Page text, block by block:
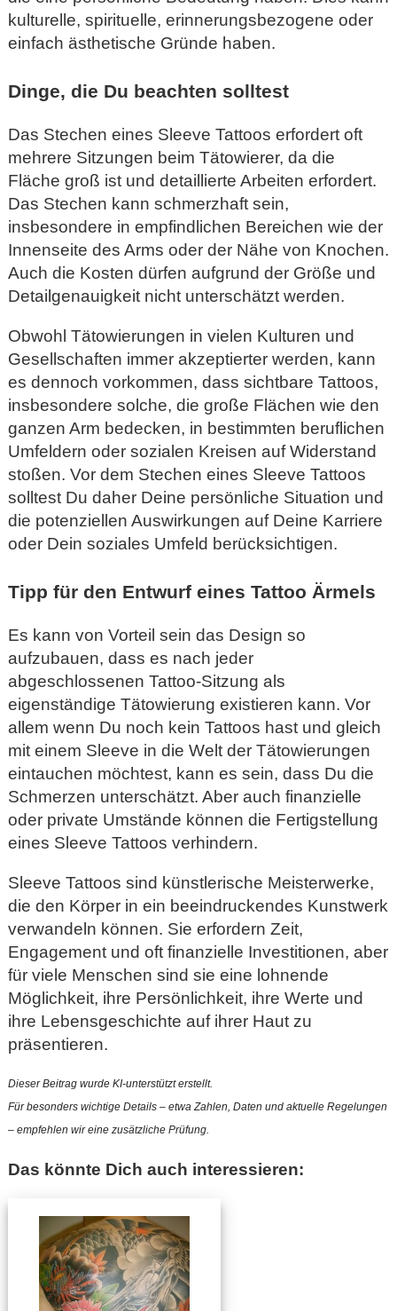
kulturelle, spirituelle, erinnerungsbezogene oder
einfach ästhetische Gründe haben.
Dinge, die Du beachten solltest
Das Stechen eines Sleeve Tattoos erfordert oft
mehrere Sitzungen beim Tätowierer, da die
Fläche groß ist und detaillierte Arbeiten erfordert.
Das Stechen kann schmerzhaft sein,
insbesondere in empfindlichen Bereichen wie der
Innenseite des Arms oder der Nähe von Knochen.
Auch die Kosten dürfen aufgrund der Größe und
Detailgenauigkeit nicht unterschätzt werden.
Obwohl Tätowierungen in vielen Kulturen und
Gesellschaften immer akzeptierter werden, kann
es dennoch vorkommen, dass sichtbare Tattoos,
insbesondere solche, die große Flächen wie den
ganzen Arm bedecken, in bestimmten beruflichen
Umfeldern oder sozialen Kreisen auf Widerstand
stoßen. Vor dem Stechen eines Sleeve Tattoos
solltest Du daher Deine persönliche Situation und
die potenziellen Auswirkungen auf Deine Karriere
oder Dein soziales Umfeld berücksichtigen.
Tipp für den Entwurf eines Tattoo Ärmels
Es kann von Vorteil sein das Design so
aufzubauen, dass es nach jeder
abgeschlossenen Tattoo-Sitzung als
eigenständige Tätowierung existieren kann. Vor
allem wenn Du noch kein Tattoos hast und gleich
mit einem Sleeve in die Welt der Tätowierungen
eintauchen möchtest, kann es sein, dass Du die
Schmerzen unterschätzt. Aber auch finanzielle
oder private Umstände können die Fertigstellung
eines Sleeve Tattoos verhindern.
Sleeve Tattoos sind künstlerische Meisterwerke,
die den Körper in ein beeindruckendes Kunstwerk
verwandeln können. Sie erfordern Zeit,
Engagement und oft finanzielle Investitionen, aber
für viele Menschen sind sie eine lohnende
Möglichkeit, ihre Persönlichkeit, ihre Werte und
ihre Lebensgeschichte auf ihrer Haut zu
präsentieren.
Dieser Beitrag wurde KI-unterstützt erstellt.
Für besonders wichtige Details – etwa Zahlen, Daten und aktuelle Regelungen
– empfehlen wir eine zusätzliche Prüfung.
Das könnte Dich auch interessieren: